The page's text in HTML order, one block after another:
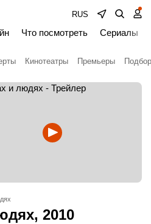
RUS
Что посмотреть Сериалы
Кинотеатры Премьеры
, 2010